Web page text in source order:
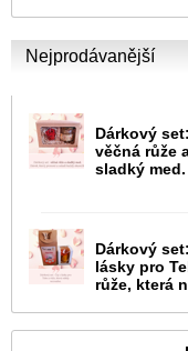
Nejprodávanější
Dárkový set:
věčná růže
sladký med.
Dárkový
lásky pro
růže, která